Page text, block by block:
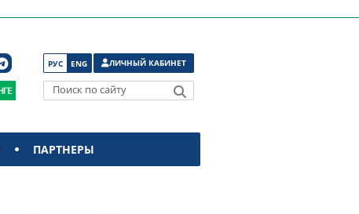
РУС ENG ЛИЧНЫЙ КАБИНЕТ
Поиск по сайту
ПАРТНЕРЫ